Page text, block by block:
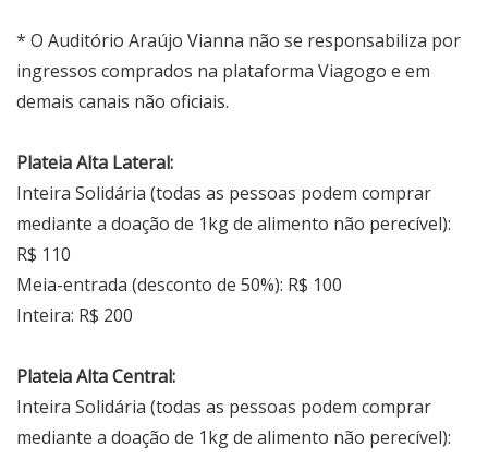
* O Auditório Araújo Vianna não se responsabiliza por
ingressos comprados na plataforma Viagogo e em
demais canais não oficiais.
Plateia Alta Lateral:
Inteira Solidária (todas as pessoas podem comprar
mediante a doação de 1kg de alimento não perecível):
R$ 110
Meia-entrada (desconto de 50%): R$ 100
Inteira: R$ 200
Plateia Alta Central:
Inteira Solidária (todas as pessoas podem comprar
mediante a doação de 1kg de alimento não perecível):